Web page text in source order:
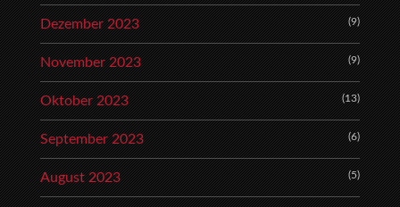
Dezember 2023 (9)
November 2023 (9)
Oktober 2023 (13)
September 2023 (6)
August 2023 (5)